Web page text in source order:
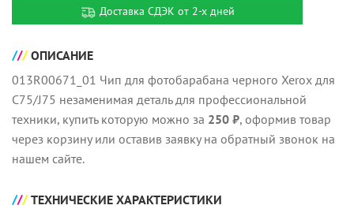
Доставка СДЭК от 2-х дней
ОПИСАНИЕ
013R00671_01 Чип для фотобарабана черного Xerox для
C75/J75 незаменимая деталь для профессиональной
техники, купить которую можно за 250 ₽, оформив товар
через корзину или оставив заявку на обратный звонок на
нашем сайте.
ТЕХНИЧЕСКИЕ ХАРАКТЕРИСТИКИ